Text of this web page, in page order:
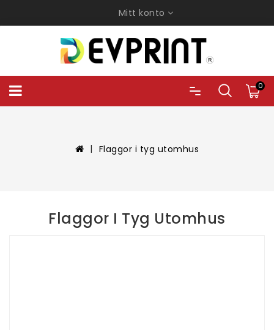
Mitt konto
0
Flaggor i tyg utomhus
Flaggor I Tyg Utomhus